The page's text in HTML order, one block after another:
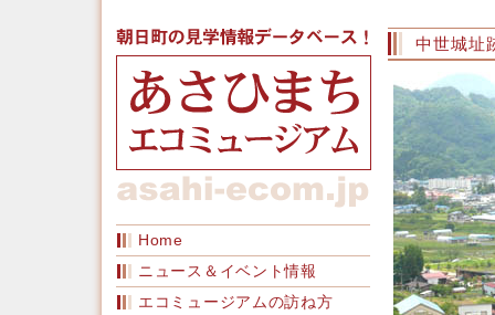
Home
ニュース＆イベント情報
エコミュージアムの訪ね方
中世城址